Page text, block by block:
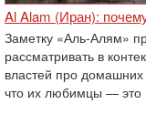
Al Alam (Иран):
Заметку «Аль-Алям»
рассматривать в
властей про
что их любимцы — это